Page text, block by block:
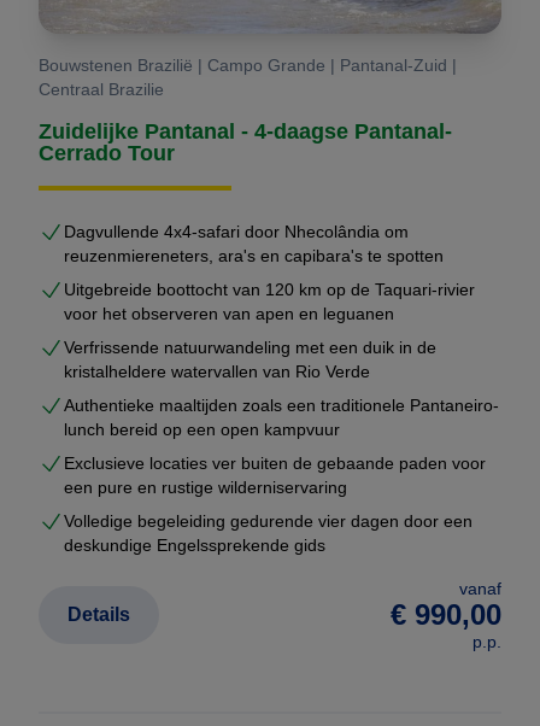
Bouwstenen Brazilië | Campo Grande | Pantanal-Zuid |
Centraal Brazilie
Zuidelijke Pantanal - 4-daagse Pantanal-
Cerrado Tour
Dagvullende 4x4-safari door Nhecolândia om
reuzenmiereneters, ara's en capibara's te spotten
Uitgebreide boottocht van 120 km op de Taquari-rivier
voor het observeren van apen en leguanen
Verfrissende natuurwandeling met een duik in de
kristalheldere watervallen van Rio Verde
Authentieke maaltijden zoals een traditionele Pantaneiro-
lunch bereid op een open kampvuur
Exclusieve locaties ver buiten de gebaande paden voor
een pure en rustige wilderniservaring
Volledige begeleiding gedurende vier dagen door een
deskundige Engelssprekende gids
vanaf
€ 990,00
p.p.
Details